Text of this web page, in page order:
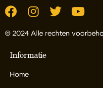
© 2024 Alle rechten
Informatie
Home